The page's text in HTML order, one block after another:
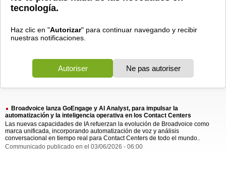
1 resultado Ordenar por fecha-Ordenar por pertinencia
Broadvoice lanza GoEngage y AI Analyst, para impulsar la
automatización y la inteligencia operativa en los Contact Centers
Las nuevas capacidades de IA refuerzan la evolución de Broadvoice como
marca unificada, incorporando automatización de voz y análisis
conversacional en tiempo real para Contact Centers de todo el mundo..
Communicado publicado en el 03/06/2026 - 06:00